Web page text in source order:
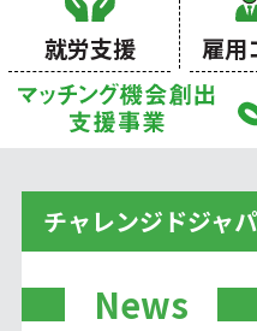
就労支援 雇用
チャレンジドジャ
News